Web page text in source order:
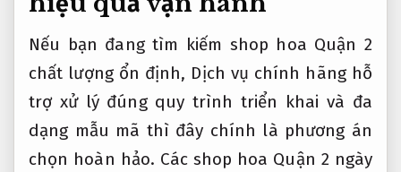
Nếu bạn đang tìm kiếm shop hoa Quận 2
chất lượng ổn định, Dịch vụ chính hãng hỗ
trợ xử lý đúng quy trình triển khai và đa
dạng mẫu mã thì đây chính là phương án
chọn hoàn hảo. Các shop hoa Quận 2 ngày